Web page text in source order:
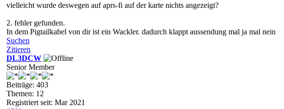
vielleicht wurde deswegen auf aprs-fi auf der karte nichts angezeigt?
2. fehler gefunden.
In dem Pigtailkabel von dir ist ein Wackler. dadurch klappt aussendung mal ja mal nein
Suchen
Zitieren
DL3DCW
Senior Member
Beiträge: 403
Themen: 12
Registriert seit: Mar 2021